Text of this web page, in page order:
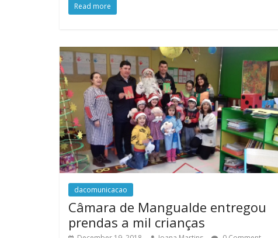
Read more
dacomunicacao
Câmara de Mangualde entregou
prendas a mil crianças